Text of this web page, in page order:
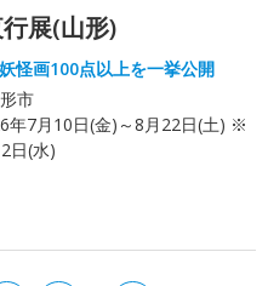
展(山形)
怪画100点以上を一挙公開
市
年7月10日(金)～8月22日(土) ※
日(水)